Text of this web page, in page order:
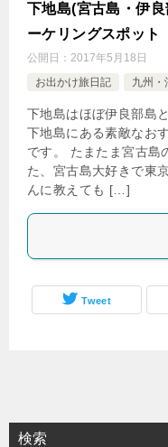
下地島(宮古島・伊
ーケリングスポット
公開日： 2017年5月18日
お出かけ旅日記
九州
下地島はほぼ伊良部島
下地島にある素敵なお
です。 たまたま宮古島
た、宮古島大好きで東
んに教えても […]
Tweet
検索